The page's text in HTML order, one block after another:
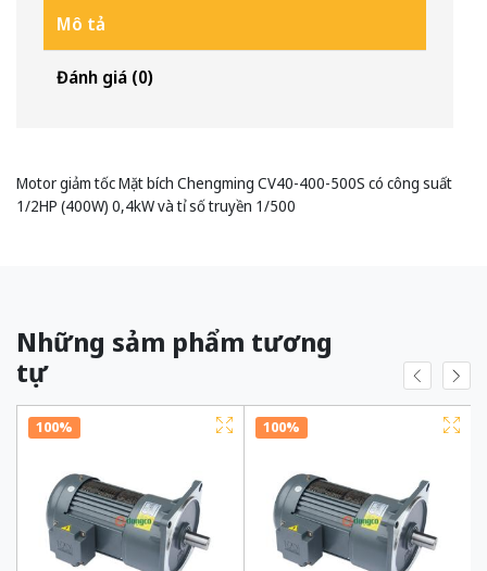
Mô tả
Đánh giá (0)
Motor giảm tốc Mặt bích Chengming CV40-400-500S có công suất
1/2HP (400W) 0,4kW và tỉ số truyền 1/500
Những sảm phẩm tương
tự
100% 100%